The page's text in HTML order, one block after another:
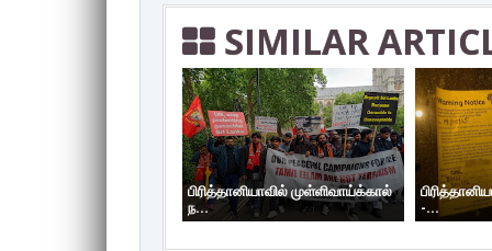
SIMILAR
பிரித்தானியாவில் முள்ளிவாய்க்கால்
ந...
-...